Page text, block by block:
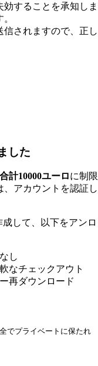
することを承知しま
されますので、正し
した
合計10000ユーロに制限
、アカウントを認証し
成して、以下をアンロ
し
なチェックアウト
再ダウンロード
でプライベートに保たれ